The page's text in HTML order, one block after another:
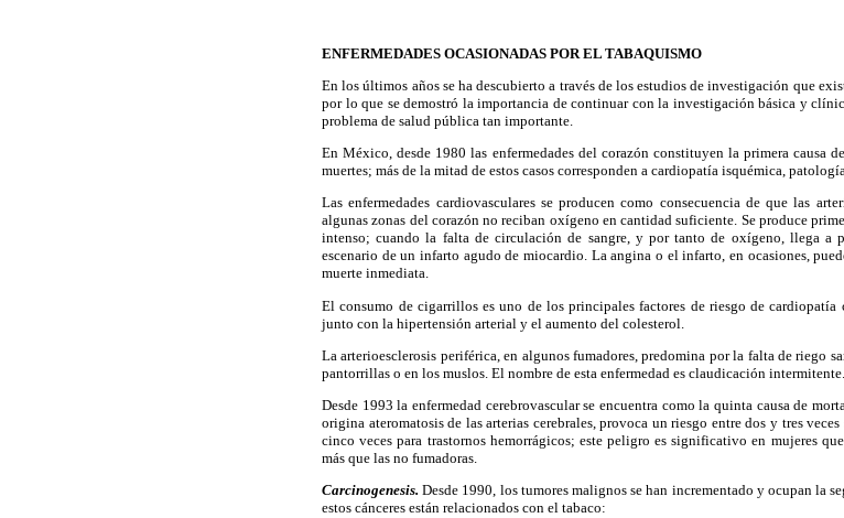
ENFERMEDADES OCASIONADAS POR EL TABAQUISMO
En los últimos años se ha descubierto a través de los estudios de investigación que
por lo que se demostró la importancia de continuar con la investigación básica y
problema de salud pública tan importante.
En México, desde 1980 las enfermedades del corazón constituyen la primera causa
muertes; más de la mitad de estos casos corresponden a cardiopatía isquémica,
Las enfermedades cardiovasculares se producen como consecuencia de que las
algunas zonas del corazón no reciban oxígeno en cantidad suficiente. Se produce
intenso; cuando la falta de circulación de sangre, y por tanto de oxígeno, llega a
escenario de un infarto agudo de miocardio. La angina o el infarto, en ocasiones,
muerte inmediata.
El consumo de cigarrillos es uno de los principales factores de riesgo de cardiopatía
junto con la hipertensión arterial y el aumento del colesterol.
La arterioesclerosis periférica, en algunos fumadores, predomina por la falta de riego
pantorrillas o en los muslos. El nombre de esta enfermedad es claudicación intermitente.
Desde 1993 la enfermedad cerebrovascular se encuentra como la quinta causa de
origina ateromatosis de las arterias cerebrales, provoca un riesgo entre dos y tres
cinco veces para trastornos hemorrágicos; este peligro es significativo en mujeres
más que las no fumadoras.
Carcinogenesis. Desde 1990, los tumores malignos se han incrementado y ocupan la
estos cánceres están relacionados con el tabaco: